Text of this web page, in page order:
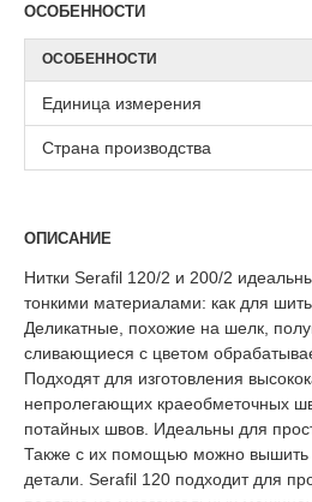
ОСОБЕННОСТИ
ОСОБЕННОСТИ
Единица измерения
Страна производства
ОПИСАНИЕ
Нитки Serafil 120/2 и 200/2
тонкими материалами: как для
Деликатные, похожие на шелк,
сливающиеся с цветом
Подходят для изготовления
непролегающих краеобметочных
потайных швов. Идеальны для
Также с их помощью можно
детали. Serafil 120 подходит для